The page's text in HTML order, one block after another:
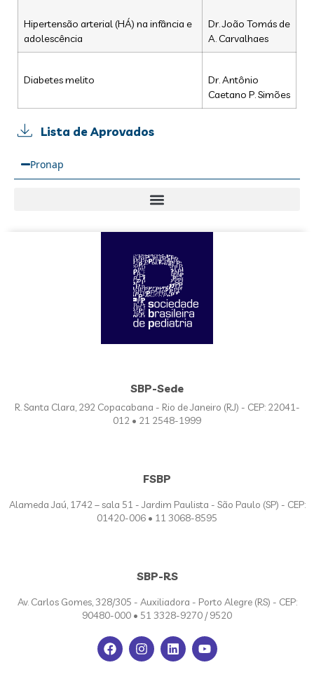
Hipertensão arterial (HÁ) na infância e
adolescência
Dr. João Tomás de
A. Carvalhaes
Diabetes melito
Dr. Antônio
Caetano P. Simões
Lista de Aprovados
Pronap
SBP-Sede
R. Santa Clara, 292 Copacabana - Rio de Janeiro (RJ) - CEP: 22041-
012 • 21 2548-1999
FSBP
Alameda Jaú, 1742 – sala 51 - Jardim Paulista - São Paulo (SP) - CEP:
01420-006 • 11 3068-8595
SBP-RS
Av. Carlos Gomes, 328/305 - Auxiliadora - Porto Alegre (RS) - CEP:
90480-000 • 51 3328-9270 / 9520